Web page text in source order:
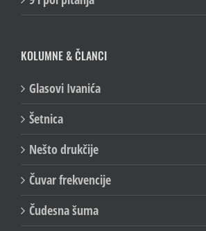
KOLUMNE & ČLANCI
Glasovi Ivanića
Šetnica
Nešto drukčije
Čuvar frekvencije
Čudesna šuma